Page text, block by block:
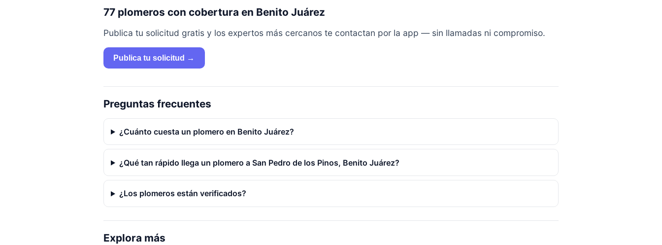
77 plomeros con cobertura en Benito Juárez
Publica tu solicitud gratis y los expertos más cercanos te contactan por la app — sin llamadas ni compromiso.
Publica tu solicitud →
Preguntas frecuentes
¿Cuánto cuesta un plomero en Benito Juárez?
¿Qué tan rápido llega un plomero a San Pedro de los Pinos, Benito Juárez?
¿Los plomeros están verificados?
Explora más